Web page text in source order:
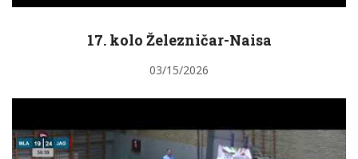
17. kolo Železničar-Naisa
03/15/2026